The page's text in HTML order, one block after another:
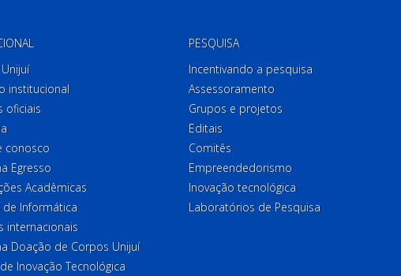
institucional
oficiais
conosco
Egresso
Acadêmicas
de Informática
internacionais
Doação de Corpos Unijuí
Inovação Tecnológica
PESQUISA
Incentivando a pesquisa
Assessoramento
Grupos e projetos
Editais
Comitês
Empreendedorismo
Inovação tecnológica
Laboratórios de Pesquisa